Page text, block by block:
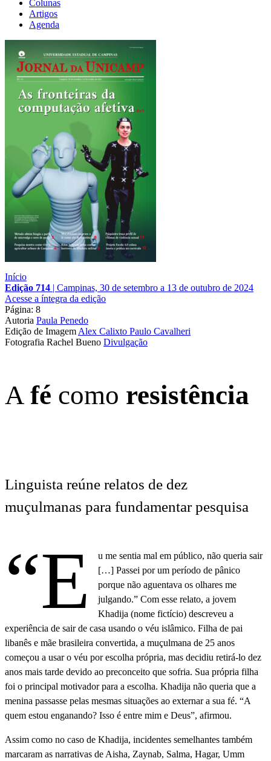
Colunas
Artigos
Agenda
Início
Edição 714 | Campinas, 30 de setembro a 13 de outubro de 2024
Acesse a íntegra da edição
Página: 8
Autoria Paula Penedo
Edição de Imagem Alex Calixto Paulo Cavalheri
Fotografia Rachel Bueno Divulgação
Afé como resistência
Linguista reúne relatos de dez
muçulmanas para fundamentar pesquisa
“E
u me sentia mal em público, não queria sair
[…] Passei por um período de pânico
porque não aguentava os olhares me
julgando.” Com esse relato, a jovem
Khadija (nome fictício) descreveu a
experiência de sair de casa usando o véu islâmico. Filha de pai
libanês e mãe brasileira convertida, a muçulmana de 25 anos
começou a usar o véu por escolha própria, mas decidiu retirá-lo dez
anos mais tarde devido ao preconceito que sofria. Sua própria filha
foi o principal motivador para a escolha. Khadija não queria que a
menina passasse pelas mesmas situações ao externar a sua fé. “A
quem estou enganando? Isso é entre mim e Deus”, afirmou.
Assim como no caso de Khadija, incidentes semelhantes também
marcaram as narrativas de Aisha, Zaynab, Salma, Hagar, Umm